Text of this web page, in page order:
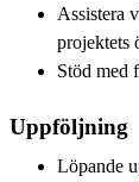
Assistera
projektets
Stöd med
Uppföljning
Löpande